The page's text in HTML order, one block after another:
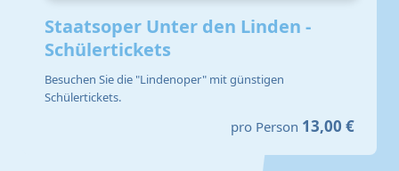
Staatsoper Unter den Linden -
Schülertickets
Besuchen Sie die "Lindenoper" mit günstigen
Schülertickets.
pro Person 13,00 €